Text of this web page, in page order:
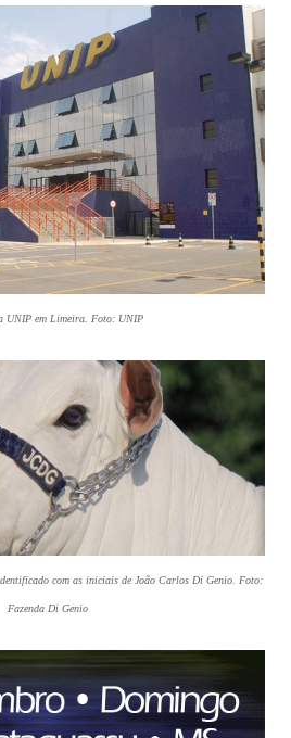
UNIP em Limeira. Foto: UNIP
com as iniciais de João Carlos Di Genio. Foto:
Fazenda Di Genio